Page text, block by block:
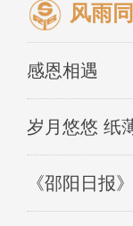
风雨
感恩相遇
岁月悠悠 纸
《邵阳日报